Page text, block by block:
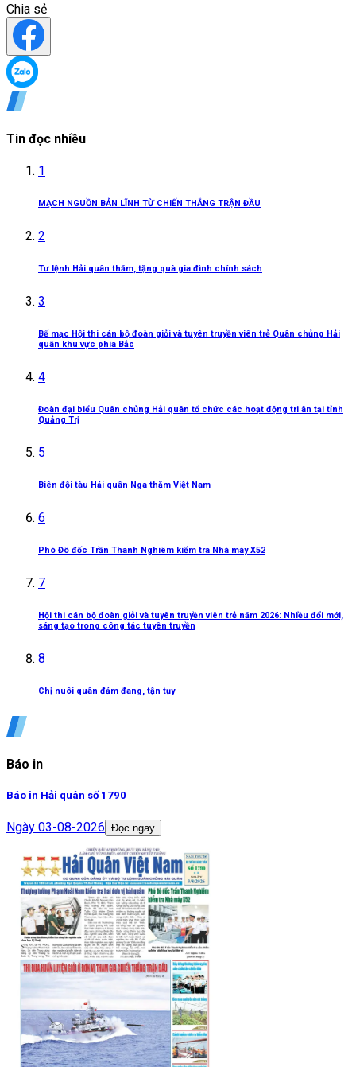
Chia sẻ
Tin đọc nhiều
1
MẠCH NGUỒN BẢN LĨNH TỪ CHIẾN THẮNG TRẬN ĐẦU
2
Tư lệnh Hải quân thăm, tặng quà gia đình chính sách
3
Bế mạc Hội thi cán bộ đoàn giỏi và tuyên truyền viên trẻ Quân chủng Hải
quân khu vực phía Bắc
4
Đoàn đại biểu Quân chủng Hải quân tổ chức các hoạt động tri ân tại tỉnh
Quảng Trị
5
Biên đội tàu Hải quân Nga thăm Việt Nam
6
Phó Đô đốc Trần Thanh Nghiêm kiểm tra Nhà máy X52
7
Hội thi cán bộ đoàn giỏi và tuyên truyền viên trẻ năm 2026: Nhiều đổi mới,
sáng tạo trong công tác tuyên truyền
8
Chị nuôi quân đảm đang, tận tụy
Báo in
Báo in Hải quân số 1790
Ngày 03-08-2026 Đọc ngay